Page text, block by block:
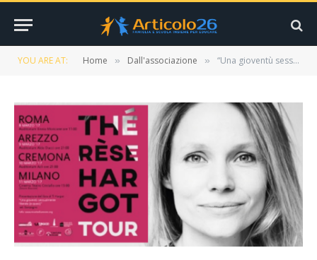
YOU ARE AT: Home » Dall'associazione » “Una gioventù sessualmente liberata (o quasi)”: parliamo di sessualità insieme a T. Hargot